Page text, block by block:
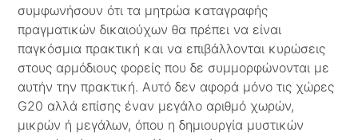
συμφωνήσουν ότι τα μητρώα καταγραφής
πραγματικών δικαιούχων θα πρέπει να είναι
παγκόσμια πρακτική και να επιβάλλονται κυρώσεις
στους αρμόδιους φορείς που δε συμμορφώνονται με
αυτήν την πρακτική. Αυτό δεν αφορά μόνο τις χώρες
G20 αλλά επίσης έναν μεγάλο αριθμό χωρών,
μικρών ή μεγάλων, όπου η δημιουργία μυστικών